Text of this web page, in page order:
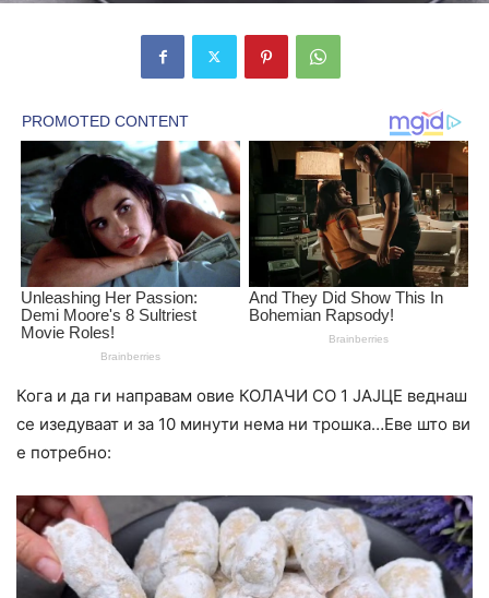
Кога и да ги направам овие КОЛАЧИ СО 1 ЈАЈЦЕ веднаш
се изедуваат и за 10 минути нема ни трошка…Еве што ви
е потребно: